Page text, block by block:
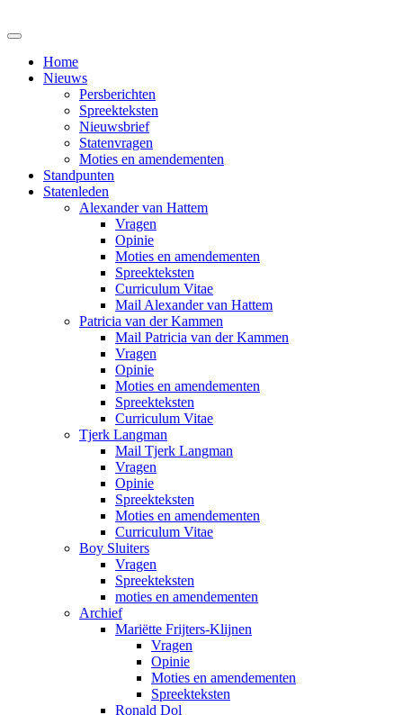
Home
Nieuws
Persberichten
Spreekteksten
Nieuwsbrief
Statenvragen
Moties en amendementen
Standpunten
Statenleden
Alexander van Hattem
Vragen
Opinie
Moties en amendementen
Spreekteksten
Curriculum Vitae
Mail Alexander van Hattem
Patricia van der Kammen
Mail Patricia van der Kammen
Vragen
Opinie
Moties en amendementen
Spreekteksten
Curriculum Vitae
Tjerk Langman
Mail Tjerk Langman
Vragen
Opinie
Spreekteksten
Moties en amendementen
Curriculum Vitae
Boy Sluiters
Vragen
Spreekteksten
moties en amendementen
Archief
Mariëtte Frijters-Klijnen
Vragen
Opinie
Moties en amendementen
Spreekteksten
Ronald Dol